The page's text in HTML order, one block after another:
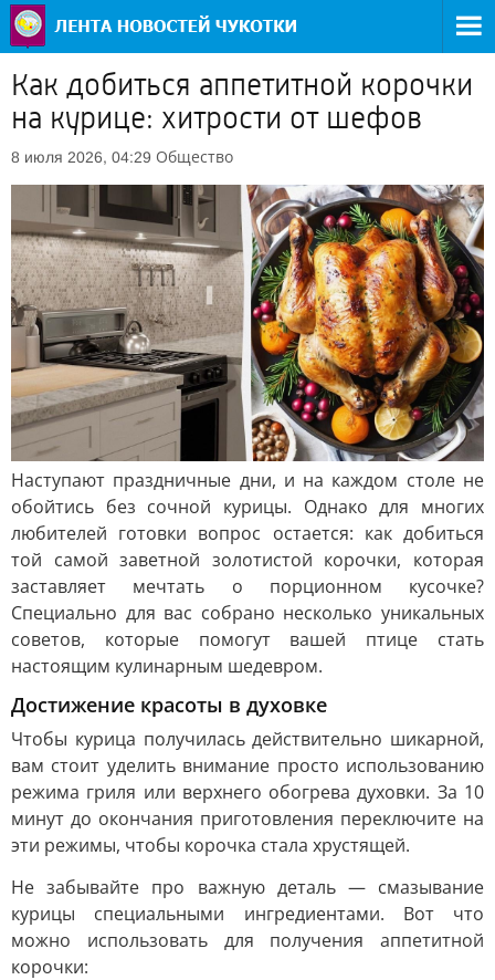
Как добиться аппетитной корочки
на курице: хитрости от шефов
8 июля 2026, 04:29 Общество
Наступают праздничные дни, и на каждом столе не
обойтись без сочной курицы. Однако для многих
любителей готовки вопрос остается: как добиться
той самой заветной золотистой корочки, которая
заставляет мечтать о порционном кусочке?
Специально для вас собрано несколько уникальных
советов, которые помогут вашей птице стать
настоящим кулинарным шедевром.
Достижение красоты в духовке
Чтобы курица получилась действительно шикарной,
вам стоит уделить внимание просто использованию
режима гриля или верхнего обогрева духовки. За 10
минут до окончания приготовления переключите на
эти режимы, чтобы корочка стала хрустящей.
Не забывайте про важную деталь — смазывание
курицы специальными ингредиентами. Вот что
можно использовать для получения аппетитной
корочки: